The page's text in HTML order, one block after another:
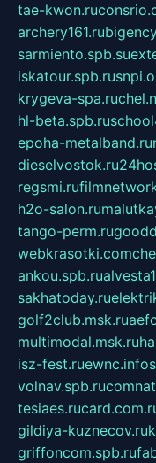
tae-kwon.ru
archery161.ru
sarmiento.spb.su
iskatour.spb.ru
krygeva-spa.ru
hl-beta.spb.ru
epoha-metalband.ru
dieselvostok.ru
regsmi.ru
h2o-salon.ru
tango-perm.ru
webkrasotki.com
ankou.spb.ru
sakhatoday.ru
golf2club.msk.ru
multimodal.msk.ru
isz-fest.ruewnc.info
volnav.spb.ru
tesiaes.ru
gildiya-kuznecov.ru
griffoncom.spb.ru